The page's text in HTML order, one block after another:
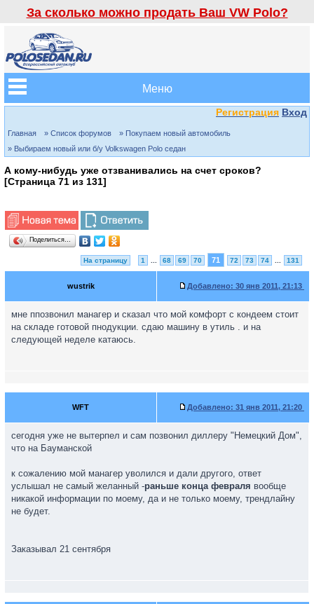
За сколько можно продать Ваш VW Polo?
Меню
Регистрация Вход
Главная » Список форумов
» Покупаем новый автомобиль
» Выбираем новый или б/у Volkswagen Polo седан
А кому-нибудь уже отзванивались на счет сроков?
[Страница 71 из 131]
Поделиться…
На страницу 1 68 69 70 71 72 73 74 131
wustrik Добавлено: 30 янв 2011, 21:13
мне ппозвонил манагер и сказал что мой комфорт с кондеем стоит
на складе готовой пнодукции. сдаю машину в утиль . и на
следующей неделе катаюсь.
WFT Добавлено: 31 янв 2011, 21:20
сегодня уже не вытерпел и сам позвонил диллеру "Немецкий Дом",
что на Бауманской
к сожалению мой манагер уволился и дали другого, ответ
услышал не самый желанный -раньше конца февраля вообще
никакой информации по моему, да и не только моему, трендлайну
не будет.
Заказывал 21 сентября